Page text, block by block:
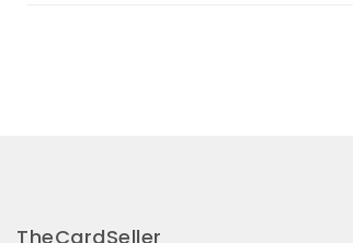
TheCardSeller